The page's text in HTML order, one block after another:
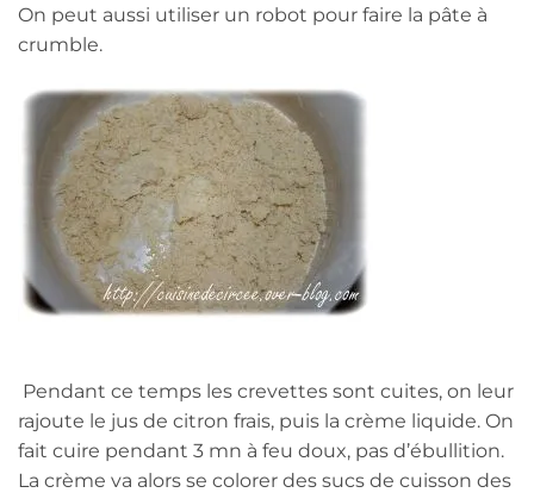
On peut aussi utiliser un robot pour faire la pâte à
crumble.
Pendant ce temps les crevettes sont cuites, on leur
rajoute le jus de citron frais, puis la crème liquide. On
fait cuire pendant 3 mn à feu doux, pas d’ébullition.
La crème va alors se colorer des sucs de cuisson des